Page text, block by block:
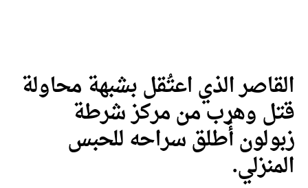
الذي اعتُقل بشبهة محاولة
وهرب من مركز شرطة
أُطلق سراحه للحبس